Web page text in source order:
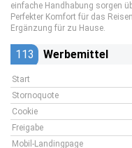
einfache Handhabung sorgen
Perfekter Komfort für das
Ergänzung für zu Hause.
113 Werbemittel
Start
Stornoquote
Cookie
Freigabe
Mobil-Landingpage